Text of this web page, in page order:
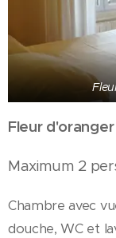
Fleur d'oranger
Maximum 2
Chambre avec
douche, WC et